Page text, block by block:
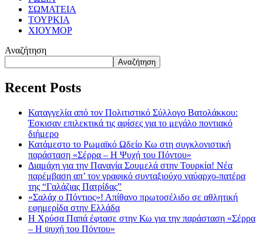
ΣΩΜΑΤΕΙΑ
ΤΟΥΡΚΙΑ
ΧΙΟΥΜΟΡ
Αναζήτηση
Αναζήτηση
Recent Posts
Καταγγελία από τον Πολιτιστικό Σύλλογο Βατολάκκου:
Έσκισαν επιλεκτικά τις αφίσες για το μεγάλο ποντιακό
διήμερο
Κατάμεστο το Ρωμαϊκό Ωδείο Κω στη συγκλονιστική
παράσταση «Σέρρα – Η Ψυχή του Πόντου»
Διαμάχη για την Παναγία Σουμελά στην Τουρκία! Νέα
παρέμβαση απ’ τον γραφικό συνταξιούχο ναύαρχο-πατέρα
της “Γαλάζιας Πατρίδας”
«Σαλάχ ο Πόντιος»! Απίθανο πρωτοσέλιδο σε αθλητική
εφημερίδα στην Ελλάδα
Η Χρύσα Παπά έφτασε στην Κω για την παράσταση «Σέρρα
– Η ψυχή του Πόντου»